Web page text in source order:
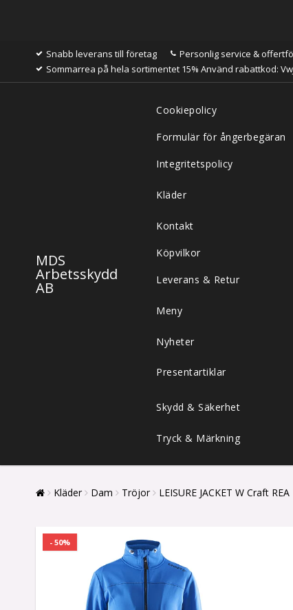
Snabb leverans till företag Personlig service &
Sommarrea på hela sortimentet 15% Använd rabattkod:
MDS
Arbetsskydd
AB
Cookiepolicy
Formulär för ångerbegäran
Integritetspolicy
Kläder
Kontakt
Köpvilkor
Leverans & Retur
Meny
Nyheter
Presentartiklar
Skydd & Säkerhet
Tryck & Märkning
Kläder Dam Tröjor LEISURE JACKET W Craft REA
- 50%